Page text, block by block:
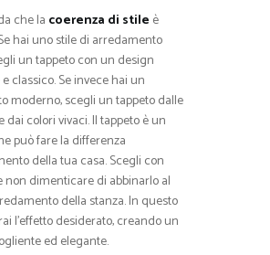
che la coerenza di stile è
hai uno stile di arredamento
un tappeto con un design
classico. Se invece hai un
moderno, scegli un tappeto dalle
dai colori vivaci. Il tappeto è un
può fare la differenza
della tua casa. Scegli con
non dimenticare di abbinarlo al
della stanza. In questo
l’effetto desiderato, creando un
ed elegante.